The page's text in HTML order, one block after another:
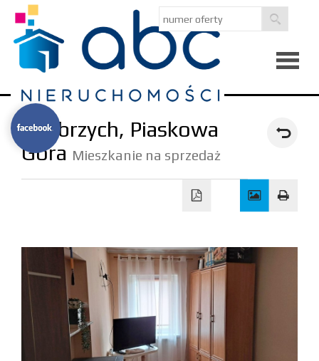
firmie
Kredyty
Wałbrzych, Piaskowa
Góra Mieszkanie na sprzedaż